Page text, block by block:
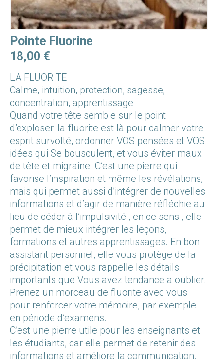
Pointe Fluorine
18,00 €
LA FLUORITE
Calme, intuition, protection, sagesse,
concentration, apprentissage
Quand votre tête semble sur le point
d’exploser, la fluorite est là pour calmer votre
esprit survolté, ordonner VOS pensées et VOS
idées qui Se bousculent, et vous éviter maux
de tête et migraine. C’est une pierre qui
favorise l’inspiration et même les révélations,
mais qui permet aussi d’intégrer de nouvelles
informations et d’agir de manière réfléchie au
lieu de céder à l’impulsivité , en ce sens , elle
permet de mieux intégrer les leçons,
formations et autres apprentissages. En bon
assistant personnel, elle vous protège de la
précipitation et vous rappelle les détails
importants que Vous avez tendance a oublier.
Prenez un morceau de fluorite avec vous
pour renforcer votre mémoire, par exemple
en période d’examens.
C’est une pierre utile pour les enseignants et
les étudiants, car elle permet de retenir des
informations et améliore la communication.